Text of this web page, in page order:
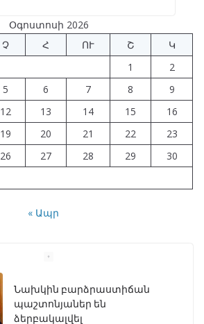
Օգոստոսի 2026
Չ Հ ՈՒ Շ
Կ
1
2
5 6 7 8
9
12 13 14 15
16
19 20 21 22
23
26 27 28 29
30
« Ապր
Նախկին բարձրաստիճան
պաշտոնյաներ են
ձերբակալվել